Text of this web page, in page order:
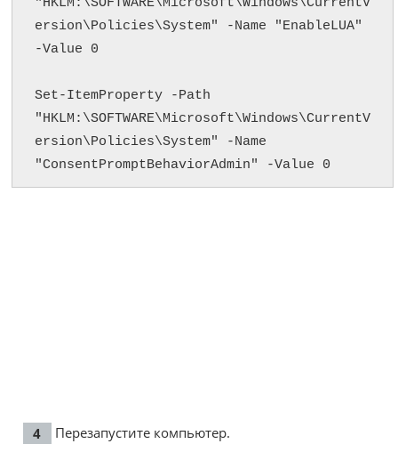
ersion\Policies\System" -Name "EnableLUA"
-Value 0
Set-ItemProperty -Path
"HKLM:\SOFTWARE\Microsoft\Windows\CurrentV
ersion\Policies\System" -Name
"ConsentPromptBehaviorAdmin" -Value 0
Перезапустите компьютер.